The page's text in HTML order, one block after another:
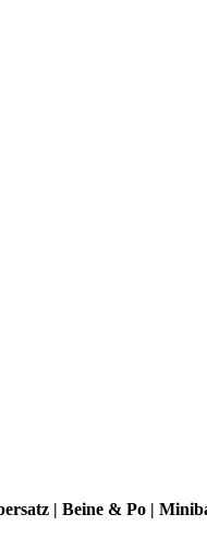
| Beine & Po |